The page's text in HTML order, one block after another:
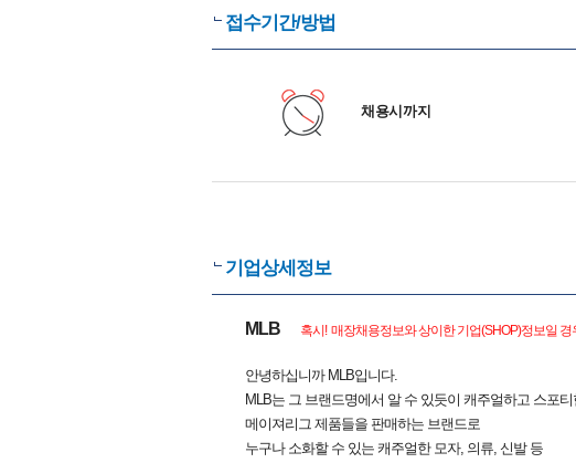
접수기간/방법
채용시까지
기업상세정보
MLB 혹시! 매장채용정보와 상이한 기업(SHOP)정보일 경
안녕하십니까 MLB입니다.
MLB는 그 브랜드명에서 알 수 있듯이 캐주얼하고 스포티
메이져리그 제품들을 판매하는 브랜드로
누구나 소화할 수 있는 캐주얼한 모자, 의류, 신발 등